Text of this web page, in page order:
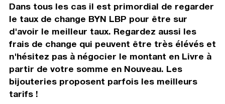
Dans tous les cas il est primordial de regarder
le taux de change BYN LBP pour être sur
d'avoir le meilleur taux. Regardez aussi les
frais de change qui peuvent être très élévés et
n'hésitez pas à négocier le montant en Livre à
partir de votre somme en Nouveau. Les
bijouteries proposent parfois les meilleurs
tarifs !